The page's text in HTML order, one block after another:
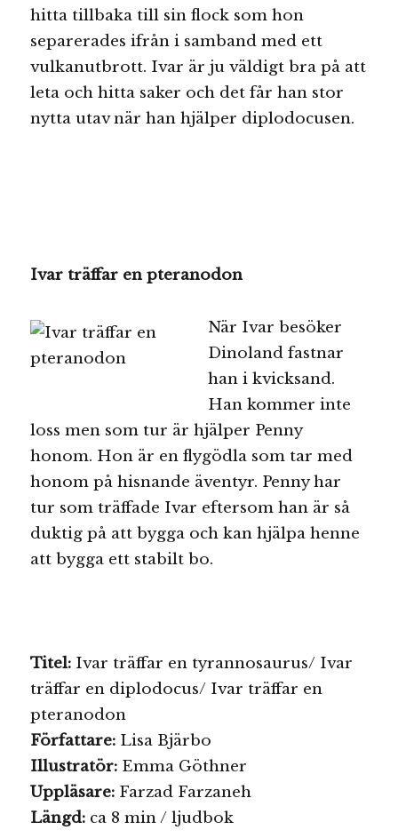
hitta tillbaka till sin flock som hon
separerades ifrån i samband med ett
vulkanutbrott. Ivar är ju väldigt bra på att
leta och hitta saker och det får han stor
nytta utav när han hjälper diplodocusen.
Ivar träffar en pteranodon
När Ivar besöker
Dinoland fastnar
han i kvicksand.
Han kommer inte
loss men som tur är hjälper Penny
honom. Hon är en flygödla som tar med
honom på hisnande äventyr. Penny har
tur som träffade Ivar eftersom han är så
duktig på att bygga och kan hjälpa henne
att bygga ett stabilt bo.
Titel: Ivar träffar en tyrannosaurus/ Ivar
träffar en diplodocus/ Ivar träffar en
pteranodon
Författare: Lisa Bjärbo
Illustratör: Emma Göthner
Uppläsare: Farzad Farzaneh
Längd: ca 8 min / ljudbok